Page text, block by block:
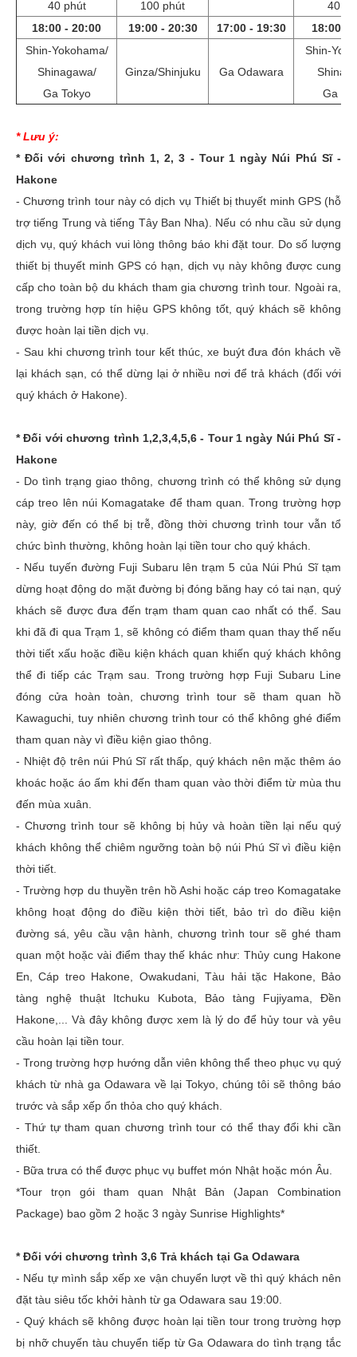
40 phút 100 phút
40
18:00 - 20:00
19:00 - 20:30 17:00 - 19:30
18:00 -
Shin-Yokohama/
Shinagawa/
Ga Tokyo
Ginza/Shinjuku Ga Odawara
Shin-
Ga
* Lưu ý:
* Đối với chương trình 1, 2, 3 - Tour 1 ngày Núi Phú Sĩ -
Hakone
- Chương trình tour này có dịch vụ Thiết bị thuyết minh GPS (hỗ
trợ tiếng Trung và tiếng Tây Ban Nha). Nếu có nhu cầu sử dụng
dịch vụ, quý khách vui lòng thông báo khi đặt tour. Do số lượng
thiết bị thuyết minh GPS có hạn, dịch vụ này không được cung
cấp cho toàn bộ du khách tham gia chương trình tour. Ngoài ra,
trong trường hợp tín hiệu GPS không tốt, quý khách sẽ không
được hoàn lại tiền dịch vụ.
- Sau khi chương trình tour kết thúc, xe buýt đưa đón khách về
lại khách sạn, có thể dừng lại ở nhiều nơi để trả khách (đối với
quý khách ở Hakone).
* Đối với chương trình 1,2,3,4,5,6 - Tour 1 ngày Núi Phú Sĩ -
Hakone
- Do tình trạng giao thông, chương trình có thể không sử dụng
cáp treo lên núi Komagatake để tham quan. Trong trường hợp
này, giờ đến có thể bị trễ, đồng thời chương trình tour vẫn tổ
chức bình thường, không hoàn lại tiền tour cho quý khách.
- Nếu tuyến đường Fuji Subaru lên trạm 5 của Núi Phú Sĩ tạm
dừng hoạt động do mặt đường bị đóng băng hay có tai nạn, quý
khách sẽ được đưa đến trạm tham quan cao nhất có thể. Sau
khi đã đi qua Trạm 1, sẽ không có điểm tham quan thay thế nếu
thời tiết xấu hoặc điều kiện khách quan khiến quý khách không
thể đi tiếp các Trạm sau. Trong trường hợp Fuji Subaru Line
đóng cửa hoàn toàn, chương trình tour sẽ tham quan hồ
Kawaguchi, tuy nhiên chương trình tour có thể không ghé điểm
tham quan này vì điều kiện giao thông.
- Nhiệt độ trên núi Phú Sĩ rất thấp, quý khách nên mặc thêm áo
khoác hoặc áo ấm khi đến tham quan vào thời điểm từ mùa thu
đến mùa xuân.
- Chương trình tour sẽ không bị hủy và hoàn tiền lại nếu quý
khách không thể chiêm ngưỡng toàn bộ núi Phú Sĩ vì điều kiện
thời tiết.
- Trường hợp du thuyền trên hồ Ashi hoặc cáp treo Komagatake
không hoạt động do điều kiện thời tiết, bảo trì do điều kiện
đường sá, yêu cầu vận hành, chương trình tour sẽ ghé tham
quan một hoặc vài điểm thay thế khác như: Thủy cung Hakone
En, Cáp treo Hakone, Owakudani, Tàu hải tặc Hakone, Bảo
tàng nghệ thuật Itchuku Kubota, Bảo tàng Fujiyama, Đền
Hakone,... Và đây không được xem là lý do để hủy tour và yêu
cầu hoàn lại tiền tour.
- Trong trường hợp hướng dẫn viên không thể theo phục vụ quý
khách từ nhà ga Odawara về lại Tokyo, chúng tôi sẽ thông báo
trước và sắp xếp ổn thỏa cho quý khách.
- Thứ tự tham quan chương trình tour có thể thay đổi khi cần
thiết.
- Bữa trưa có thể được phục vụ buffet món Nhật hoặc món Âu.
*Tour trọn gói tham quan Nhật Bản (Japan Combination
Package) bao gồm 2 hoặc 3 ngày Sunrise Highlights*
* Đối với chương trình 3,6 Trả khách tại Ga Odawara
- Nếu tự mình sắp xếp xe vận chuyển lượt về thì quý khách nên
đặt tàu siêu tốc khởi hành từ ga Odawara sau 19:00.
- Quý khách sẽ không được hoàn lại tiền tour trong trường hợp
bị nhỡ chuyến tàu chuyển tiếp từ Ga Odawara do tình trạng tắc